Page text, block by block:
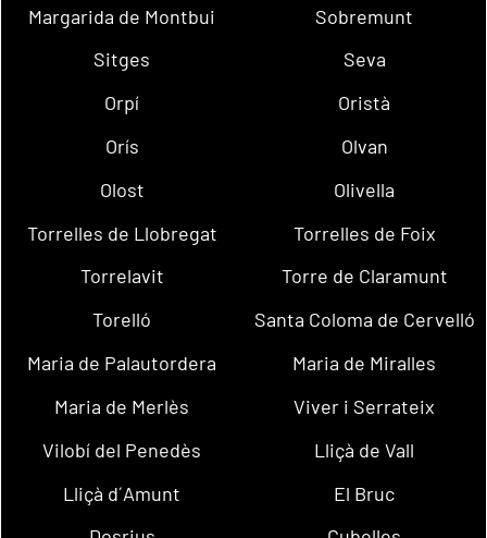
Margarida de Montbui
Sobremunt
Sitges
Seva
Orpí
Oristà
Orís
Olvan
Olost
Olivella
Torrelles de Llobregat
Torrelles de Foix
Torrelavit
Torre de Claramunt
Torelló
Santa Coloma de Cervelló
Maria de Palautordera
Maria de Miralles
Maria de Merlès
Viver i Serrateix
Vilobí del Penedès
Lliçà de Vall
Lliçà d´Amunt
El Bruc